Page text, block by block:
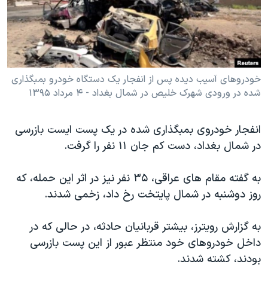
فرهنگ و زندگی
حقوق شهروندی
اقتصادی
علم و فناوری
اسرائیل در جنگ
آرشیو پخش زنده
مستندها
انتخابات ریاست جمهوری آمریکا ۲۰۲۴
حمله جمهوری اسلامی به اسرائیل
رمز مهسا
ورزش زنان در ایران
مجموعه مستندهای دادخواهی
دادگاه حمید نوری
قانون شفافیت دارائی کادر رهبری ایران
اعتراضات مردمی آبان ۹۸
دنبال کنید
زبانهای مختلف
خودروهای آسیب دیده پس از انفجار یک دستگاه خودرو بمبگذاری
شده در ورودی شهرک خلیص در شمال بغداد - ۴ مرداد ۱۳۹۵
انفجار خودروی بمبگذاری شده در یک پست ایست بازرسی
در شمال بغداد، دست کم جان ۱۱ نفر را گرفت.
به گفته مقام های عراقی، ۳۵ نفر نیز در اثر این حمله، که
روز دوشنبه در شمال پایتخت رخ داد، زخمی شدند.
به گزارش رویترز، بیشتر قربانیان حادثه، در حالی که در
داخل خودروهای خود منتظر عبور از این پست بازرسی
بودند، کشته شدند.